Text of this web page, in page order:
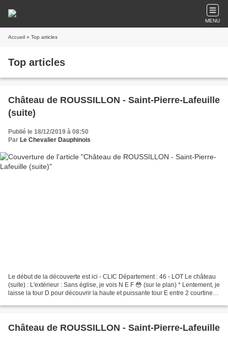
MENU
Accueil » Top articles
Top articles
Château de ROUSSILLON - Saint-Pierre-Lafeuille
(suite)
Publié le 18/12/2019 à 08:50
Par Le Chevalier Dauphinois
Le début de la découverte est ici - CLIC Département : 46 - LOT Le château
(suite) : L'extérieur : Sans église, je vois N E F 😳 (sur le plan) * Lentement, je
laisse la tour D pour découvrir la haute et puissante tour E entre 2 courtines
Château de ROUSSILLON - Saint-Pierre-Lafeuille